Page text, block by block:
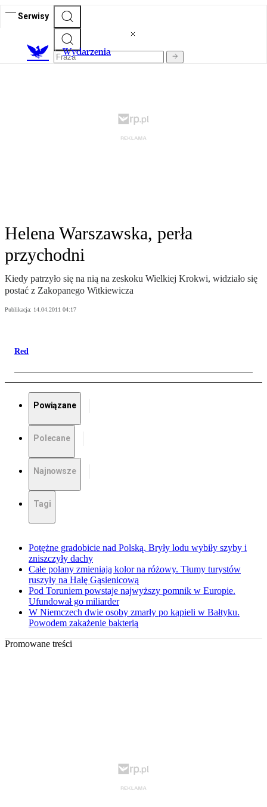
Serwisy
Wydarzenia
Helena Warszawska, perła
przychodni
Kiedy patrzyło się na nią na zeskoku Wielkiej Krokwi, widziało się
postać z Zakopanego Witkiewicza
Publikacja: 14.04.2011 04:17
Red
Powiązane
Polecane
Najnowsze
Tagi
Potężne gradobicie nad Polską. Bryły lodu wybiły szyby i
zniszczyły dachy
Całe polany zmieniają kolor na różowy. Tłumy turystów
ruszyły na Halę Gąsienicową
Pod Toruniem powstaje najwyższy pomnik w Europie.
Ufundował go miliarder
W Niemczech dwie osoby zmarły po kąpieli w Bałtyku.
Powodem zakażenie bakterią
Promowane treści